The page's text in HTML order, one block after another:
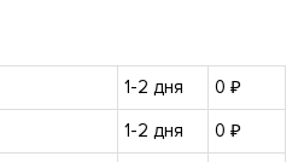
1-2 дня
0 ₽
1-2 дня
0 ₽